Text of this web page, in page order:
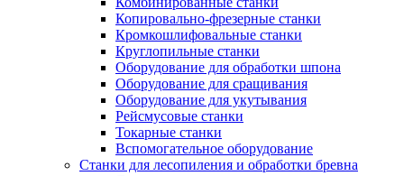
Копировально-фрезерные станки
Кромкошлифовальные станки
Круглопильные станки
Оборудование для обработки шпона
Оборудование для сращивания
Оборудование для укутывания
Рейсмусовые станки
Токарные станки
Вспомогательное оборудование
Станки для лесопиления и обработки бревна